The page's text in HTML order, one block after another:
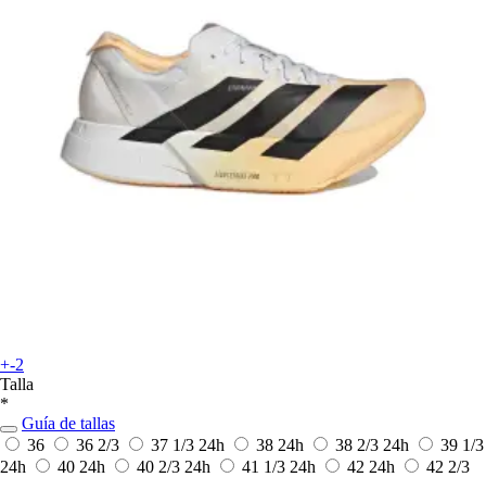
+-2
Talla
*
Guía de tallas
36
36 2/3 37 1/3 24h 38 24h 38 2/3 24h
39 1/3
24h
40 24h 40 2/3 24h 41 1/3 24h 42 24h
42 2/3